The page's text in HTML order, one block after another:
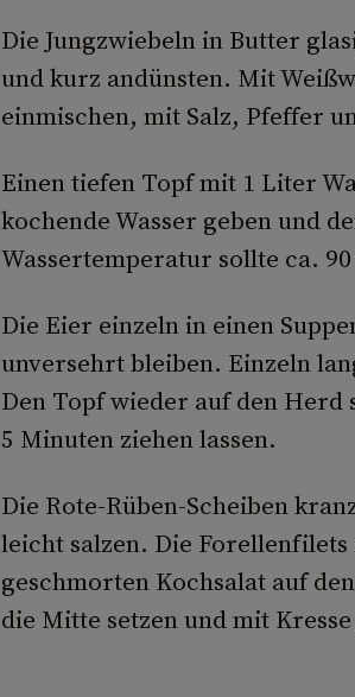
Die Jungzwiebeln in Butter
und kurz andünsten. Mit
einmischen, mit Salz, Pfeffer
Einen tiefen Topf mit 1 Liter
kochende Wasser geben und
Wassertemperatur sollte ca. 90
Die Eier einzeln in einen
unversehrt bleiben. Einzeln
Den Topf wieder auf den
5 Minuten ziehen lassen.
Die Rote-­Rüben­-Scheiben
leicht salzen. Die
geschmorten Kochsalat auf
die Mitte setzen und mit